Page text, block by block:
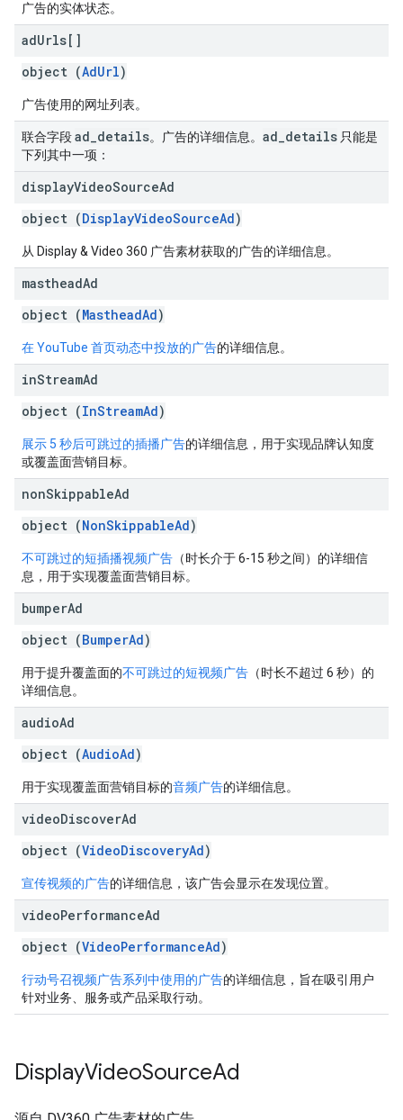
广告的实体状态。
adUrls[]
object (AdUrl)
广告使用的网址列表。
联合字段ad details。广告的详细信息。 ad details 只能是
下列其中一项：
displayVideoSourceAd
object (DisplayVideoSourceAd)
从 Display & Video 360 广告素材获取的广告的详细信息。
mastheadAd
object (MastheadAd)
在 YouTube 首页动态中投放的广告的详细信息。
inStreamAd
object (InStreamAd)
展示 5 秒后可跳过的插播广告的详细信息，用于实现品牌认知度
或覆盖面营销目标。
nonSkippableAd
object (NonSkippableAd)
不可跳过的短插播视频广告 （时长介于 6-15 秒之间）的详细信
息，用于实现覆盖面营销目标。
bumperAd
object (BumperAd)
用于提升覆盖面的不可跳过的短视频广告 （时长不超过 6 秒）的
详细信息。
audioAd
object (AudioAd)
用于实现覆盖面营销目标的音频广告的详细信息。
videoDiscoverAd
object (VideoDiscoveryAd)
宣传视频的广告的详细信息，该广告会显示在发现位置。
videoPerformanceAd
object (VideoPerformanceAd)
行动号召视频广告系列中使用的广告的详细信息，旨在吸引用户
针对业务、服务或产品采取行动。
DisplayVideoSourceAd